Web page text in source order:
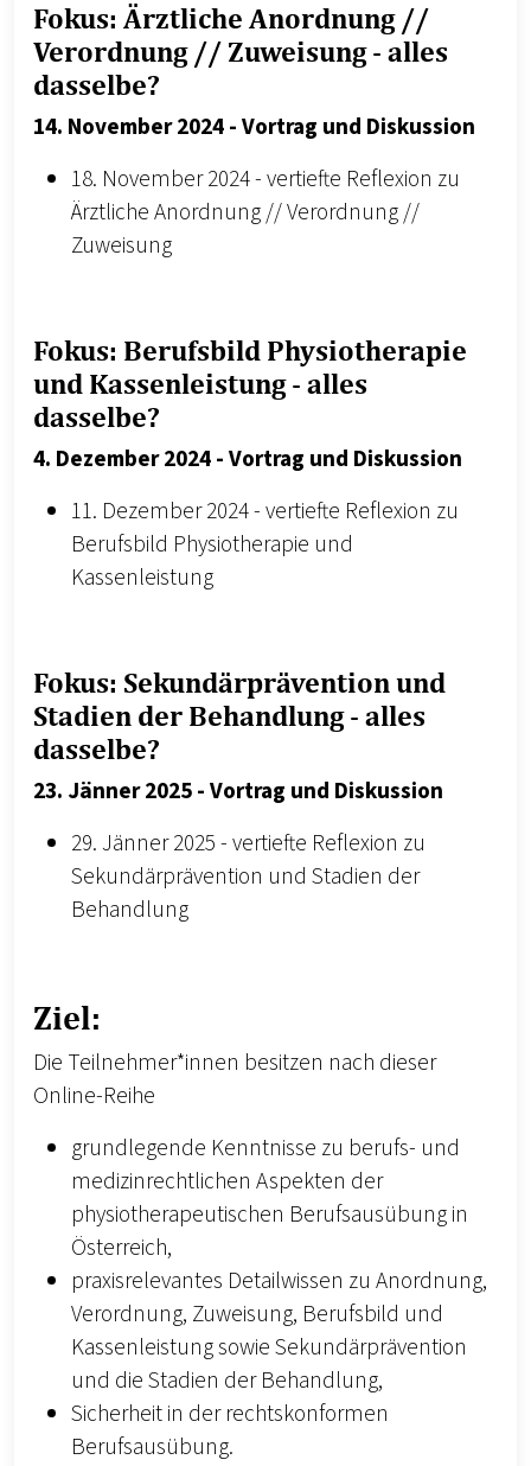
Fokus: Ärztliche Anordnung //
Verordnung // Zuweisung - alles
dasselbe?
14. November 2024 - Vortrag und Diskussion
18. November 2024 - vertiefte Reflexion zu
Ärztliche Anordnung // Verordnung //
Zuweisung
Fokus: Berufsbild Physiotherapie
und Kassenleistung - alles
dasselbe?
4. Dezember 2024 - Vortrag und Diskussion
11. Dezember 2024 - vertiefte Reflexion zu
Berufsbild Physiotherapie und
Kassenleistung
Fokus: Sekundärprävention und
Stadien der Behandlung - alles
dasselbe?
23. Jänner 2025 - Vortrag und Diskussion
29. Jänner 2025 - vertiefte Reflexion zu
Sekundärprävention und Stadien der
Behandlung
Ziel:
Die Teilnehmer*innen besitzen nach dieser
Online-Reihe
grundlegende Kenntnisse zu berufs- und
medizinrechtlichen Aspekten der
physiotherapeutischen Berufsausübung in
Österreich,
praxisrelevantes Detailwissen zu Anordnung,
Verordnung, Zuweisung, Berufsbild und
Kassenleistung sowie Sekundärprävention
und die Stadien der Behandlung,
Sicherheit in der rechtskonformen
Berufsausübung.